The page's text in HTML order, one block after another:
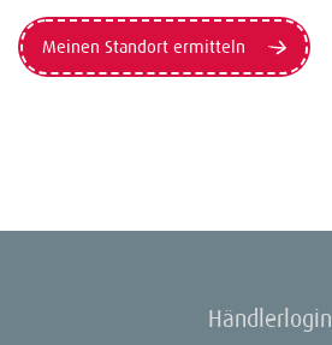
Meinen Standort ermitteln
Händlerlogin